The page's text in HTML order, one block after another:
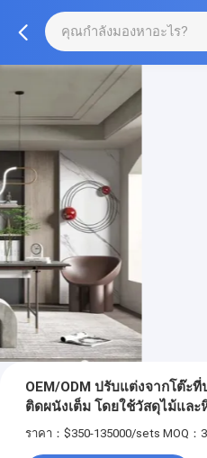
OEM/ODM ปรับแต่งจากโต๊ะ
ติดผนังเต็ม โดยใช้วัสดุไม้แล
แวดล้อม
ราคา：$350-135000/sets MOQ：